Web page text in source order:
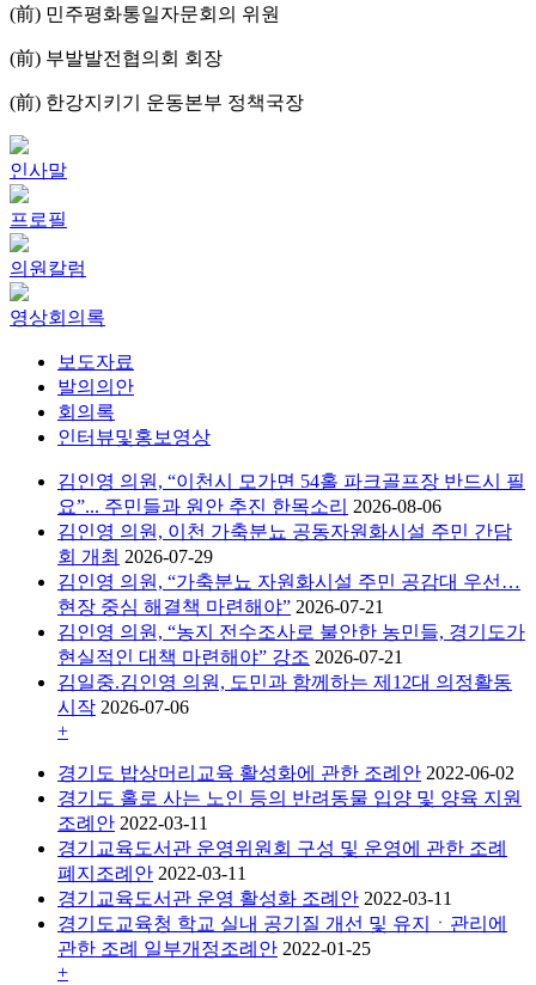
(前) 민주평화통일자문회의 위원
(前) 부발발전협의회 회장
(前) 한강지키기 운동본부 정책국장
인사말
프로필
의원칼럼
영상회의록
보도자료
발의의안
회의록
인터뷰및홍보영상
김인영 의원, “이천시 모가면 54홀 파크골프장 반드시 필
요”... 주민들과 원안 추진 한목소리 2026-08-06
김인영 의원, 이천 가축분뇨 공동자원화시설 주민 간담
회 개최 2026-07-29
김인영 의원, “가축분뇨 자원화시설 주민 공감대 우선…
현장 중심 해결책 마련해야” 2026-07-21
김인영 의원, “농지 전수조사로 불안한 농민들, 경기도가
현실적인 대책 마련해야” 강조 2026-07-21
김일중.김인영 의원, 도민과 함께하는 제12대 의정활동
시작 2026-07-06
+
경기도 밥상머리교육 활성화에 관한 조례안 2022-06-02
경기도 홀로 사는 노인 등의 반려동물 입양 및 양육 지원
조례안 2022-03-11
경기교육도서관 운영위원회 구성 및 운영에 관한 조례
폐지조례안 2022-03-11
경기교육도서관 운영 활성화 조례안 2022-03-11
경기도교육청 학교 실내 공기질 개선 및 유지ㆍ관리에
관한 조례 일부개정조례안 2022-01-25
+